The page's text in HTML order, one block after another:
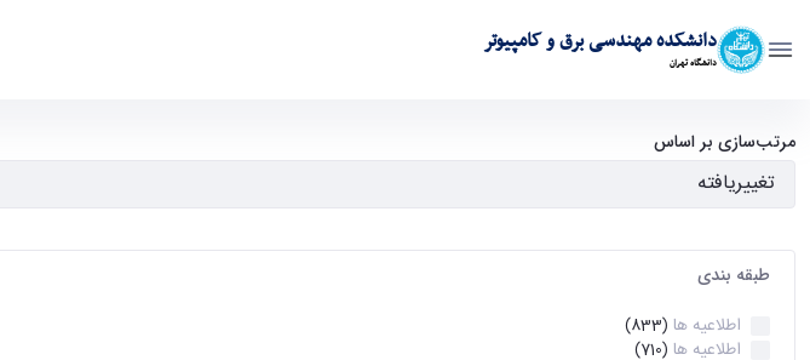
دانشکده مهندسی برق و کامپیوتر
دانشگاه تهران
آرشیو اطلاعیه ها - ece- دانشکده مهندسی برق و کامپیوتر
مرتب‌سازی بر اساس
طبقه بندی
اطلاعیه ها (833)
اطلاعیه ها (710)